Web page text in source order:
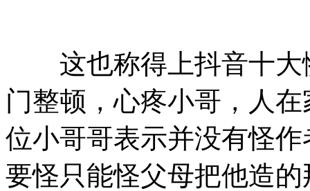
这也称得上抖音十大
门整顿，心疼小哥，人
位小哥哥表示并没有怪
要怪只能怪父母把他造